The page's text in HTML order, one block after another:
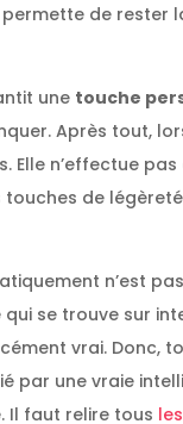
permette de rester
une touche
Après tout,
Elle n’effectue
touches de
n’est
se trouve sur
vrai. Donc,
par une vraie
Il faut relire tous